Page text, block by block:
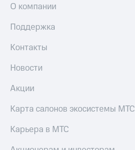
О компании
Поддержка
Контакты
Новости
Акции
Карта салонов экосистемы МТС
Карьера в МТС